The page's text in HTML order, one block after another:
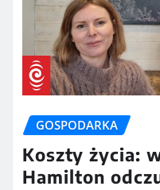
GOSPODARKA
Koszty życia:
Hamilton